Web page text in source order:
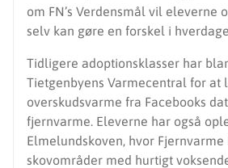
om FN’s Verdensmål vil eleverne
selv kan gøre en forskel i
Tidligere adoptionsklasser har
Tietgenbyens Varmecentral for at
overskudsvarme fra Facebooks
fjernvarme. Eleverne har også
Elmelundskoven, hvor Fjernvarme
skovområder med hurtigt